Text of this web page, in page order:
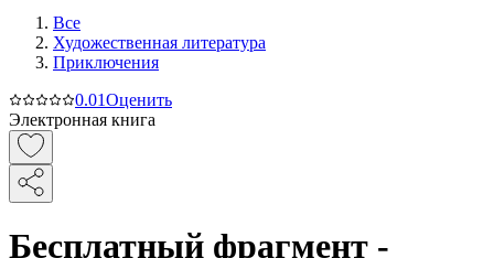
Все
Художественная литература
Приключения
0.01Оценить
Электронная книга
Бесплатный фрагмент -